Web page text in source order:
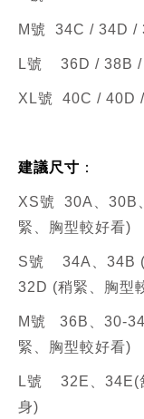
M號 34C / 34D /
L號 36D / 38B
XL號 40C / 40D
建議尺寸 ：
XS號 30A、30B
緊、胸型較好看)
S號 34A、 34B
32D (稍緊、胸型
M號 36B、 30-
緊、胸型較好看)
L號 32E、34E(
身)